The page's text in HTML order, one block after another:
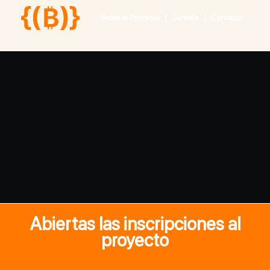
Abiertas las inscripciones al
proyecto